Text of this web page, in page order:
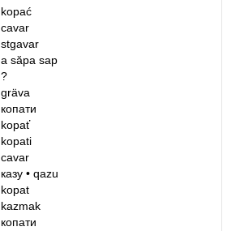
kopać
cavar
stgavar
a săpasap
?
gräva
копати
kopať
kopati
cavar
казу• qazu
kopat
kazmak
копати